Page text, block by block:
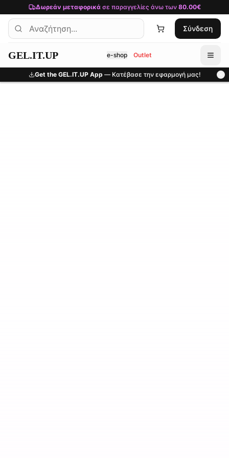
Μετάβαση στο κύριο περιεχόμενο
Δωρεάν μεταφορικάσε παραγγελίες άνω των 80.00€
Σύνδεση
GEL.IT.UP e-shop Outlet
Get the GEL.IT.UP App — Κατέβασε την εφαρμογή μας!